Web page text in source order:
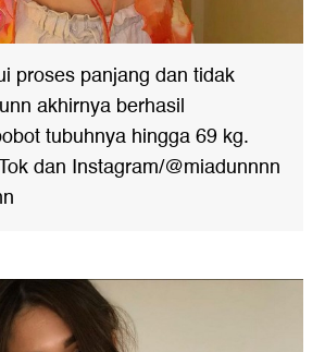
proses panjang dan tidak
akhirnya berhasil
tubuhnya hingga 69 kg.
dan Instagram/@miadunnnn